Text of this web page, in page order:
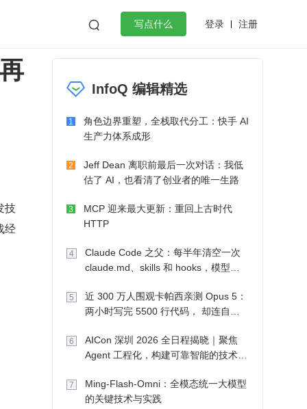
 写点什么 登录 注册
作
微服务架构 flutter
技
经
InfoQ 编辑精选
1
角色边界重塑，全栈取代分工：快手 AI
生产力体系成形
2
Jeff Dean 离职前最后一次对话：我低
估了 AI，也看清了创业者的唯一生路
3
MCP 迎来最大更新：重回上古时代
HTTP
4
Claude Code 之父：每半年清空一次
claude.md、skills 和 hooks，模型自
5
近 300 万人围观卡帕西亲测 Opus 5：
两小时写完 5500 行代码， 却连自己
6
AICon 深圳 2026 全日程揭晓｜聚焦
Agent 工程化，构建可靠智能的技术路
7
Ming-Flash-Omni：全模态统一大模型
的关键技术与实践